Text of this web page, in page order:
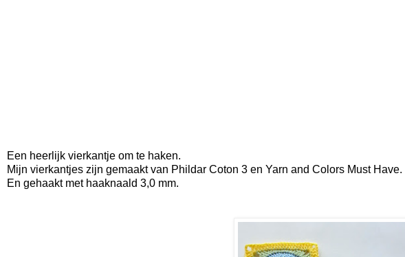
Een heerlijk vierkantje om te haken.
Mijn vierkantjes zijn gemaakt van Phildar Coton 3 en Yarn and Colors Must Have.
En gehaakt met haaknaald 3,0 mm.